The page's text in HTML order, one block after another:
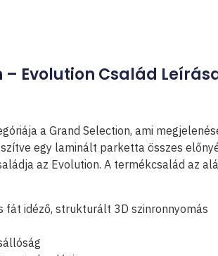
Evolution Család
a Grand Selection, ami
egy laminált parketta összes
az Evolution. A termékcsalád az
fát idéző, strukturált 3D szinronnyomás